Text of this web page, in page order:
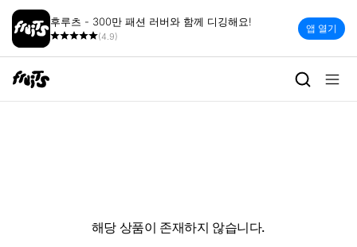
후루츠 - 300만 패션 러버와 함께 디깅해요!
(4.9)
앱 열기
해당 상품이 존재하지 않습니다.